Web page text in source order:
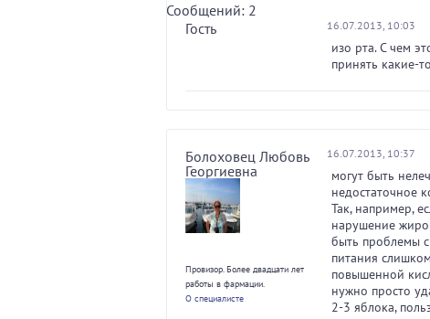
Сообщений: 2
Гость
16.07.2013, 10:03
изо рта. С чем
принять какие-
Болоховец Любовь
Георгиевна
Провизор. Более двадцати лет
работы в фармации.
О специалисте
16.07.2013, 10:37
могут быть
недостаточное
Так, например,
нарушение
быть проблемы с
питания
повышенной
нужно просто
2-3 яблока,